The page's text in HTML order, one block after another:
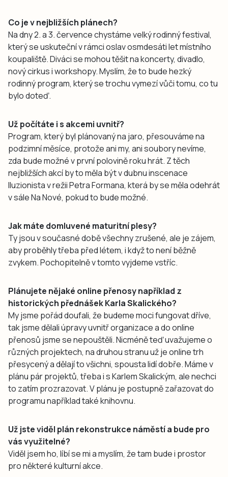
Co je v nejbližších plánech?
Na dny 2. a 3. července chystáme velký rodinný festival,
který se uskuteční v rámci oslav osmdesáti let místního
koupaliště. Diváci se mohou těšit na koncerty, divadlo,
nový cirkus i workshopy. Myslím, že to bude hezký
rodinný program, který se trochu vymezí vůči tomu, co tu
bylo doteď.
Už počítáte i s akcemi uvnitř?
Program, který byl plánovaný na jaro, přesouváme na
podzimní měsíce, protože ani my, ani soubory nevíme,
zda bude možné v první polovině roku hrát. Z těch
nejbližších akcí by to měla být v dubnu inscenace
Iluzionista v režii Petra Formana, která by se měla odehrát
v sále Na Nové, pokud to bude možné.
Jak máte domluvené maturitní plesy?
Ty jsou v současné době všechny zrušené, ale je zájem,
aby proběhly třeba před létem, i když to není běžně
zvykem. Pochopitelně v tomto vyjdeme vstříc.
Plánujete nějaké online přenosy například z
historických přednášek Karla Skalického?
My jsme pořád doufali, že budeme moci fungovat dříve,
tak jsme dělali úpravy uvnitř organizace a do online
přenosů jsme se nepouštěli. Nicméně teď uvažujeme o
různých projektech, na druhou stranu už je online trh
přesycený a dělají to všichni, spousta lidí dobře. Máme v
plánu pár projektů, třeba i s Karlem Skalickým, ale nechci
to zatím prozrazovat. V plánu je postupně zařazovat do
programu například také knihovnu.
Už jste viděl plán rekonstrukce náměstí a bude pro
vás využitelné?
Viděl jsem ho, líbí se mi a myslím, že tam bude i prostor
pro některé kulturní akce.